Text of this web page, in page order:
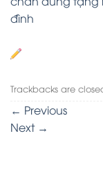
đình
Trackbacks are
← Previous
Next →